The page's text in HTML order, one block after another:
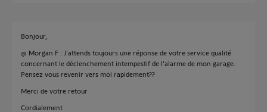
Bonjour,
@ Morgan F : J'attends toujours une réponse de votre service qualité
concernant le déclenchement intempestif de l'alarme de mon garage.
Pensez vous revenir vers moi rapidement??
Merci de votre retour
Cordialement